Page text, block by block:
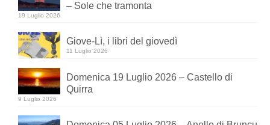
– Sole che tramonta
19 Luglio 2026
Giove-Lì, i libri del giovedì
11 Luglio 2026
Domenica 19 Luglio 2026 – Castello di
Quirra
9 Luglio 2026